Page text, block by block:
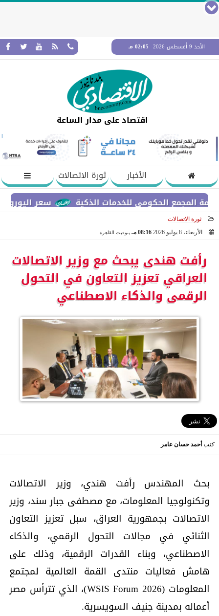
الأحد 9 أغسطس 2026 02:05 مـ
اقتصاد على مدار الساعة
الأخبار
ثورة الاتصالات
سعر اليورو مقابل
الحكومي للخدمات الذكية
ثورة الاتصالات
الأربعاء، 8 يوليو 2026
08:16 مـ بتوقيت القاهرة
رأفت هندى يبحث مع وزير الاتصالات
العراقي تعزيز التعاون في التحول
الرقمى والذكاء الاصطناعي
كتب أحمد حسان عامر
بحث المهندس رأفت هندي، وزير الاتصالات
وتكنولوجيا المعلومات، مع مصطفى جبار سند، وزير
الاتصالات بجمهورية العراق، سبل تعزيز التعاون
الثنائي في مجالات التحول الرقمي، والذكاء
الاصطناعي، وبناء القدرات الرقمية، وذلك على
هامش فعاليات منتدى القمة العالمية لمجتمع
المعلومات (WSIS Forum 2026)، الذي تترأس مصر
أعماله بمدينة جنيف السويسرية.